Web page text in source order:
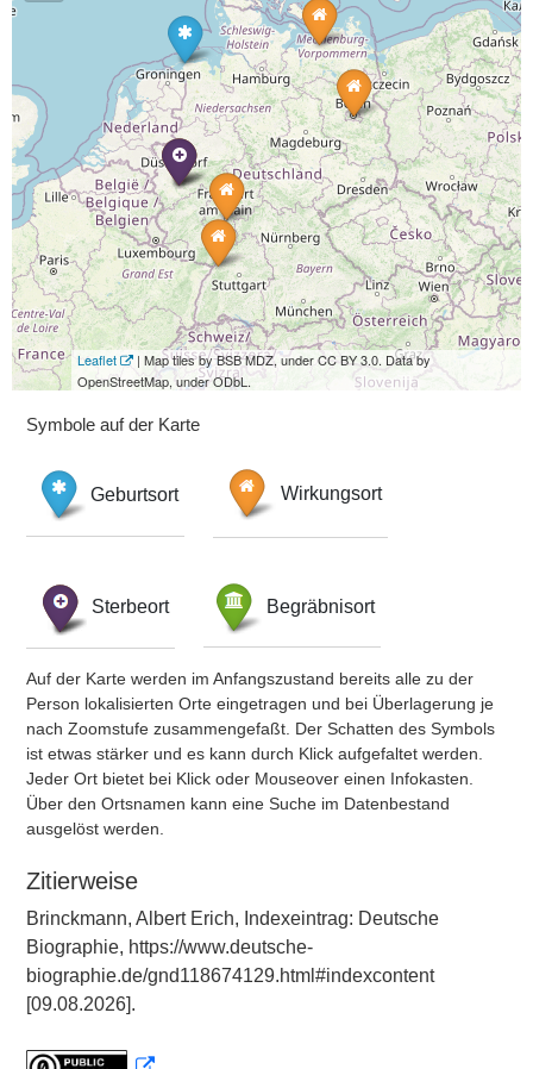
Leaflet
| Map tiles by BSB MDZ, under CC BY 3.0. Data by
OpenStreetMap, under ODbL.
Symbole auf der Karte
Geburtsort Wirkungsort
Sterbeort Begräbnisort
Auf der Karte werden im Anfangszustand bereits alle zu der
Person lokalisierten Orte eingetragen und bei Überlagerung je
nach Zoomstufe zusammengefaßt. Der Schatten des Symbols
ist etwas stärker und es kann durch Klick aufgefaltet werden.
Jeder Ort bietet bei Klick oder Mouseover einen Infokasten.
Über den Ortsnamen kann eine Suche im Datenbestand
ausgelöst werden.
Zitierweise
Brinckmann, Albert Erich, Indexeintrag: Deutsche
Biographie, https://www.deutsche-
biographie.de/gnd118674129.html#indexcontent
[09.08.2026].